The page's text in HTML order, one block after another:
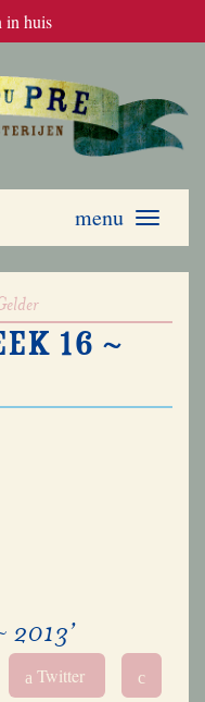
in huis
Toggle
menu
16 ~
2013’
a Twitter c